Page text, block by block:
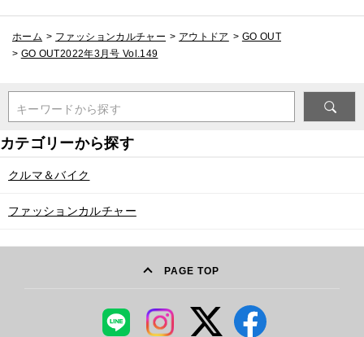
ホーム > ファッションカルチャー > アウトドア > GO OUT
> GO OUT2022年3月号 Vol.149
キーワードから探す
クルマ＆バイク
ファッションカルチャー
PAGE TOP